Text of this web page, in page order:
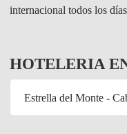
internacional todos los
HOTELERIA
Estrella del Monte -